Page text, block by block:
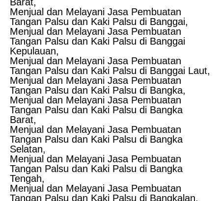
Barat,
Menjual dan Melayani Jasa Pembuatan
Tangan Palsu dan Kaki Palsu di Banggai,
Menjual dan Melayani Jasa Pembuatan
Tangan Palsu dan Kaki Palsu di Banggai
Kepulauan,
Menjual dan Melayani Jasa Pembuatan
Tangan Palsu dan Kaki Palsu di Banggai Laut,
Menjual dan Melayani Jasa Pembuatan
Tangan Palsu dan Kaki Palsu di Bangka,
Menjual dan Melayani Jasa Pembuatan
Tangan Palsu dan Kaki Palsu di Bangka
Barat,
Menjual dan Melayani Jasa Pembuatan
Tangan Palsu dan Kaki Palsu di Bangka
Selatan,
Menjual dan Melayani Jasa Pembuatan
Tangan Palsu dan Kaki Palsu di Bangka
Tengah,
Menjual dan Melayani Jasa Pembuatan
Tangan Palsu dan Kaki Palsu di Bangkalan,